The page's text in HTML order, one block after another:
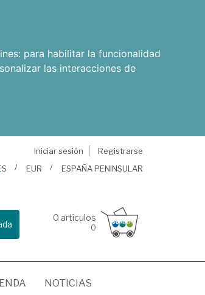
para habilitar la funcionalidad
las interacciones de
Iniciar sesión
Registrarse
EUR ESPAÑA PENINSULAR
0 artículos
0
NOTICIAS